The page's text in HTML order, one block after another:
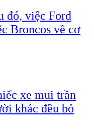
đó, việc Ford
Broncos về cơ
xe mui trần
khác đều bỏ